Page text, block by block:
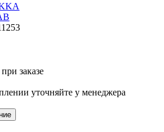
заказе
уточняйте у менеджера